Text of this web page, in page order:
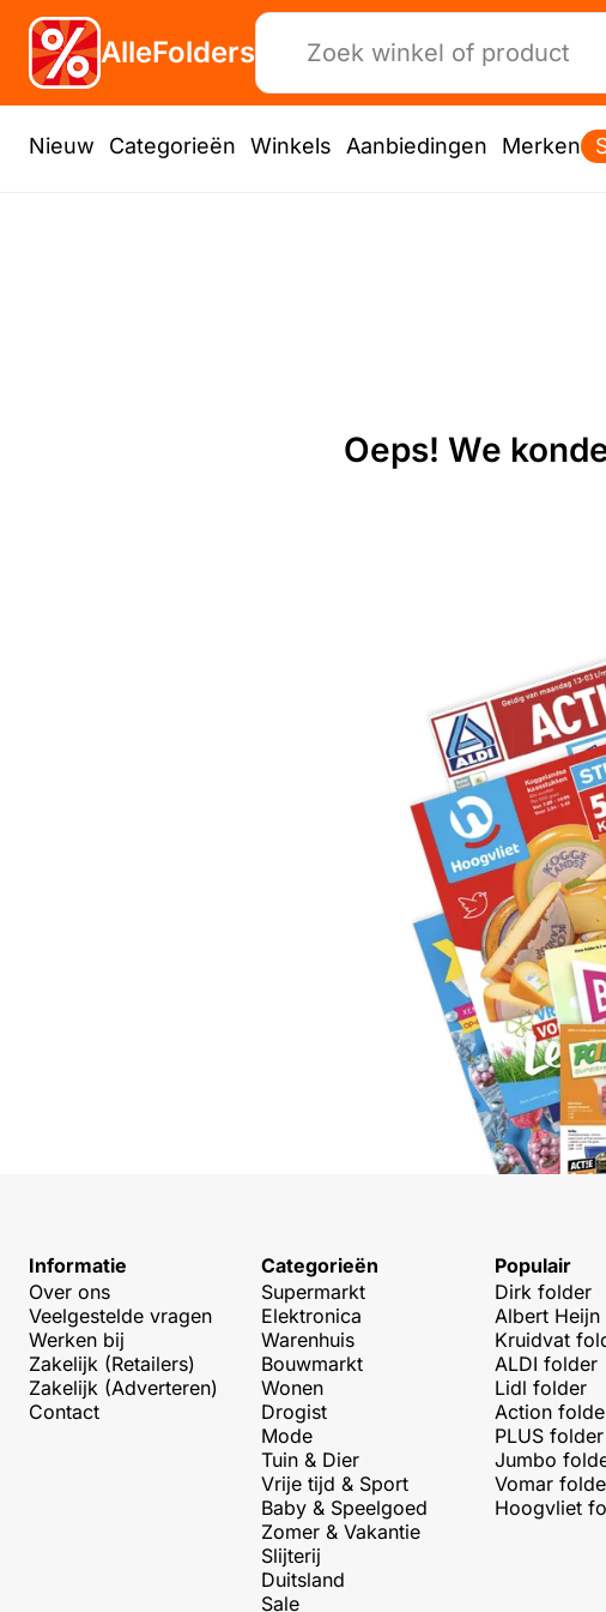
AlleFolders
Nieuw Categorieën Winkels Aanbiedingen Merken
Oeps! We
Informatie
Over ons
Veelgestelde vragen
Werken bij
Zakelijk (Retailers)
Zakelijk (Adverteren)
Contact
Categorieën
Supermarkt
Elektronica
Warenhuis
Bouwmarkt
Wonen
Drogist
Mode
Tuin & Dier
Vrije tijd & Sport
Baby & Speelgoed
Zomer & Vakantie
Slijterij
Duitsland
Sale
Populair
Dirk folder
Albert
Kruidvat
ALDI folder
Lidl folder
Action
PLUS folder
Jumbo
Vomar
Hoogvliet